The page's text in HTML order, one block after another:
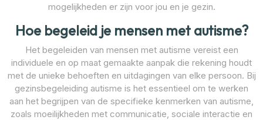
mogelijkheden er zijn voor jou en je gezin.
Hoe begeleid je mensen met autisme?
Het begeleiden van mensen met autisme vereist een
individuele en op maat gemaakte aanpak die rekening houdt
met de unieke behoeften en uitdagingen van elke persoon. Bij
gezinsbegeleiding autisme is het essentieel om te werken
aan het begrijpen van de specifieke kenmerken van autisme,
zoals moeilijkheden met communicatie, sociale interactie en